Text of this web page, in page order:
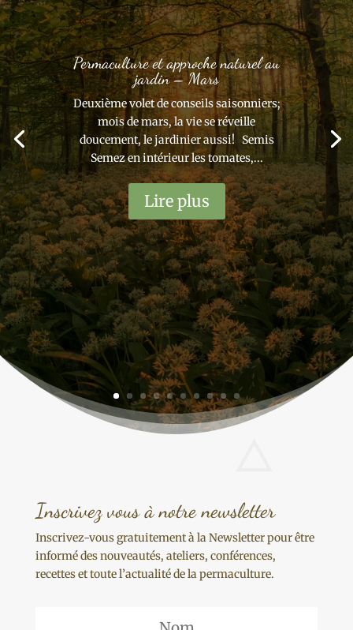
Permaculture et approche naturel au
jardin – Mars
Deuxième volet de conseils saisonniers;
mois de mars, la vie se réveille
doucement, le jardinier aussi! Semis
Semez en intérieur les tomates,...
Lire plus
Inscrivez vous à notre newsletter
Inscrivez-vous gratuitement à la Newsletter pour être
informé des nouveautés, ateliers, conférences,
recettes et toute l’actualité de la permaculture.